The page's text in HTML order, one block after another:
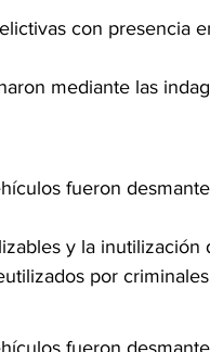
con presencia
mediante las
fueron
y la inutilización
por